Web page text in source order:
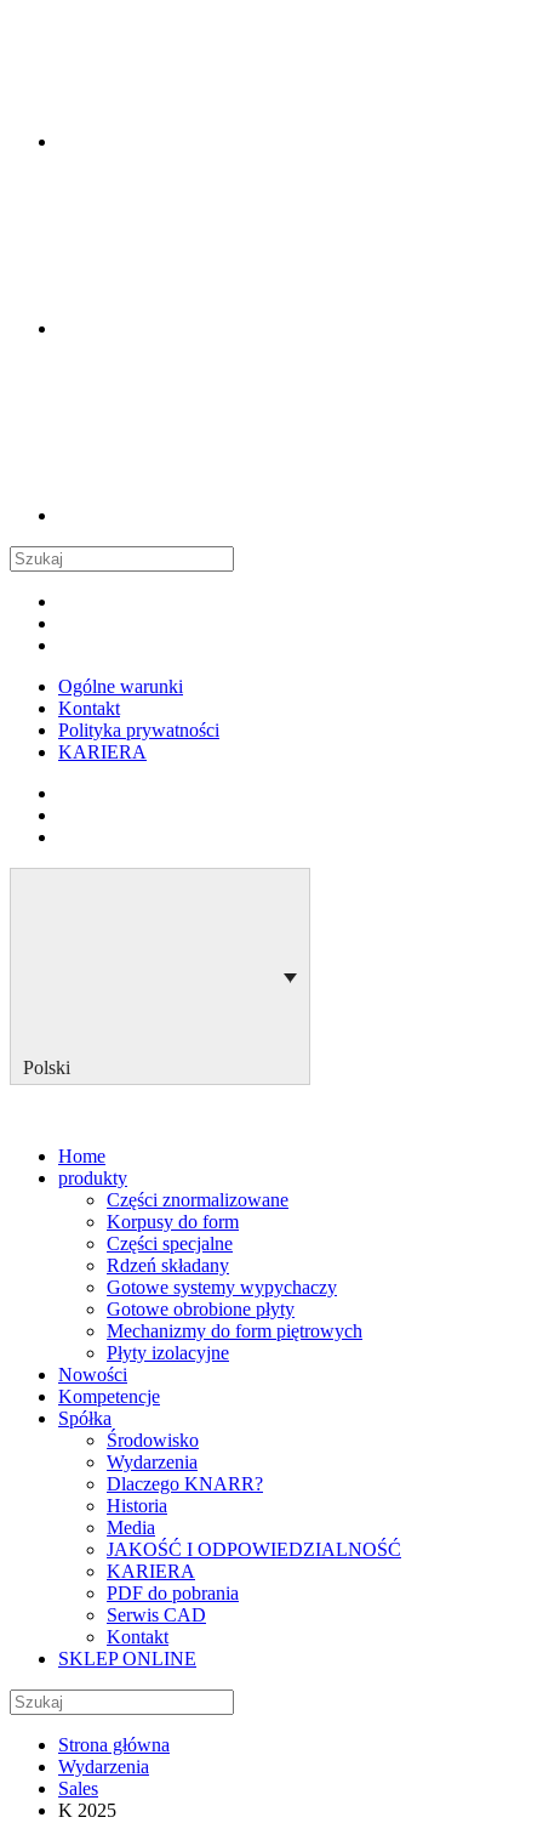
Ogólne warunki
Kontakt
Polityka prywatności
KARIERA
Polski
Home
produkty
Części znormalizowane
Korpusy do form
Części specjalne
Rdzeń składany
Gotowe systemy wypychaczy
Gotowe obrobione płyty
Mechanizmy do form piętrowych
Płyty izolacyjne
Nowości
Kompetencje
Spółka
Środowisko
Wydarzenia
Dlaczego KNARR?
Historia
Media
JAKOŚĆ I ODPOWIEDZIALNOŚĆ
KARIERA
PDF do pobrania
Serwis CAD
Kontakt
SKLEP ONLINE
Strona główna
Wydarzenia
Sales
K 2025